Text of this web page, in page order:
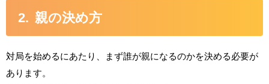
親の決め方
対局を始めるにあたり、まず誰が親になるのかを決める必要が
あります。